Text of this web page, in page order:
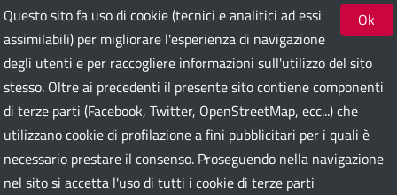
Ok
Questo sito fa uso di cookie (tecnici e analitici ad essi
assimilabili) per migliorare l'esperienza di navigazione
degli utenti e per raccogliere informazioni sull'utilizzo del sito
stesso. Oltre ai precedenti il presente sito contiene componenti
di terze parti (Facebook, Twitter, OpenStreetMap, ecc...) che
utilizzano cookie di profilazione a fini pubblicitari per i quali è
necessario prestare il consenso. Proseguendo nella navigazione
nel sito si accetta l'uso di tutti i cookie di terze parti
Bari Guest Card
ITA ENG DEU SPA FRA RUS